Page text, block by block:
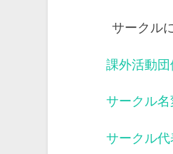
サークル
課外活動
サークル名
サークル